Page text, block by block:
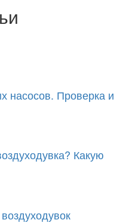
насосов. Проверка и
Какую